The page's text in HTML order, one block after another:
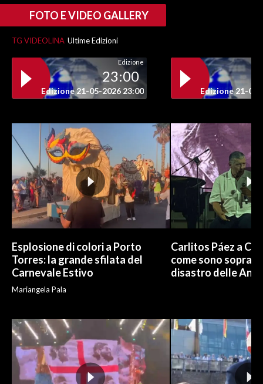
FOTO E VIDEO GALLERY
TG VIDEOLINA Ultime Edizioni
Edizione
23:00
Edizione 21-05-2026 23:00 Edizione 21-05-
Esplosione di colori a Porto
Torres: la grande sfilata del
Carnevale Estivo
Mariangela Pala
Carlitos Páez a
come sono
disastro delle